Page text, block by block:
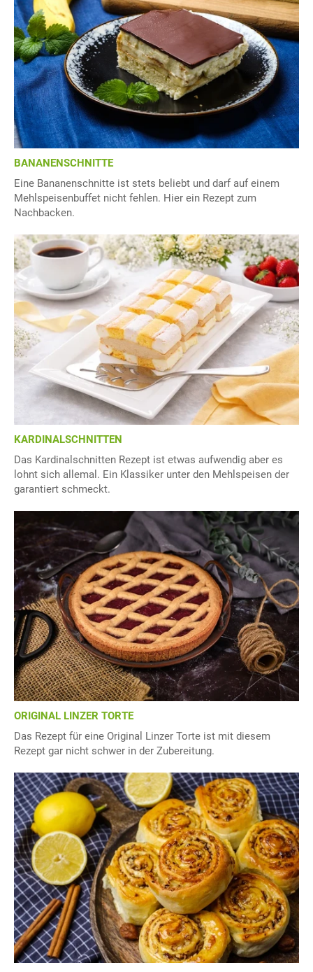
BANANENSCHNITTE
Eine Bananenschnitte ist stets beliebt und darf auf einem
Mehlspeisenbuffet nicht fehlen. Hier ein Rezept zum
Nachbacken.
KARDINALSCHNITTEN
Das Kardinalschnitten Rezept ist etwas aufwendig aber es
lohnt sich allemal. Ein Klassiker unter den Mehlspeisen der
garantiert schmeckt.
ORIGINAL LINZER TORTE
Das Rezept für eine Original Linzer Torte ist mit diesem
Rezept gar nicht schwer in der Zubereitung.